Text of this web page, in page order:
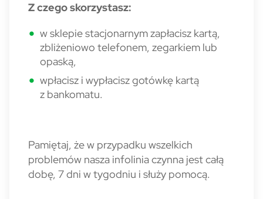
Z czego skorzystasz:
w sklepie stacjonarnym zapłacisz kartą,
zbliżeniowo telefonem, zegarkiem lub
opaską,
wpłacisz i wypłacisz gotówkę kartą
z bankomatu.
Pamiętaj, że w przypadku wszelkich
problemów nasza infolinia czynna jest całą
dobę, 7 dni w tygodniu i służy pomocą.